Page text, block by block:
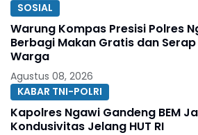
SOSIAL
Warung Kompas Presisi Polres
Berbagi Makan Gratis dan
Warga
Agustus 08, 2026
KABAR TNI-POLRI
Kapolres Ngawi Gandeng BEM
Kondusivitas Jelang HUT RI